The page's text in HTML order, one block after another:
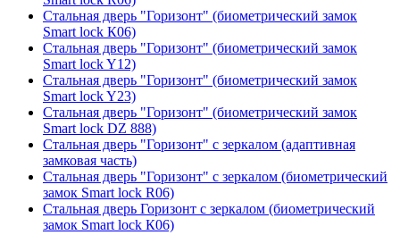
Стальная дверь "Горизонт" (биометрический замок
Smart lock К06)
Стальная дверь "Горизонт" (биометрический замок
Smart lock Y12)
Стальная дверь "Горизонт" (биометрический замок
Smart lock Y23)
Стальная дверь "Горизонт" (биометрический замок
Smart lock DZ 888)
Стальная дверь "Горизонт" с зеркалом (адаптивная
замковая часть)
Стальная дверь "Горизонт" с зеркалом (биометрический
замок Smart lock R06)
Стальная дверь Горизонт с зеркалом (биометрический
замок Smart lock К06)